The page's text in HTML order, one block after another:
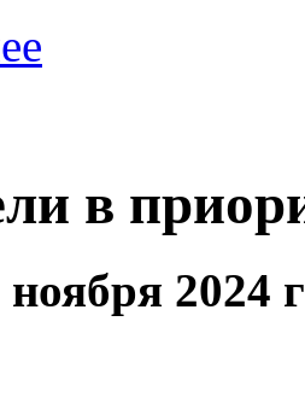
в
2024